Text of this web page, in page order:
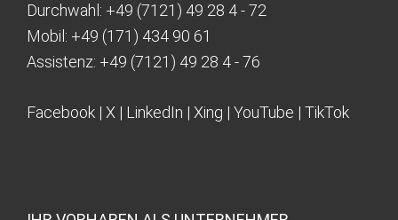
Durchwahl: +49 (7121) 49 28 4 - 72
Mobil: +49 (171) 434 90 61
Assistenz: +49 (7121) 49 28 4 - 76
Facebook | X | LinkedIn | Xing | YouTube | TikTok